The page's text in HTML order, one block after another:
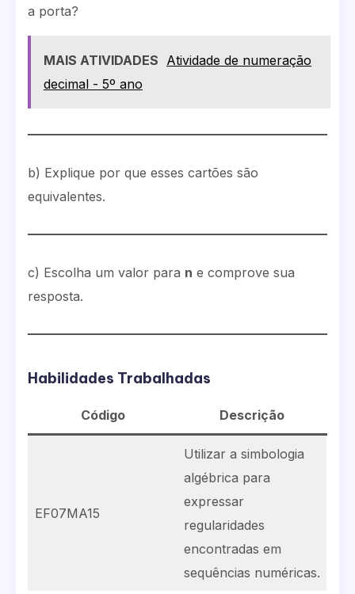
a porta?
MAIS ATIVIDADES Atividade de numeração
decimal - 5º ano
b) Explique por que esses cartões são
equivalentes.
c) Escolha um valor para n e comprove sua
resposta.
Habilidades Trabalhadas
Código Descrição
EF07MA15
Utilizar a simbologia
algébrica para
expressar
regularidades
encontradas em
sequências numéricas.